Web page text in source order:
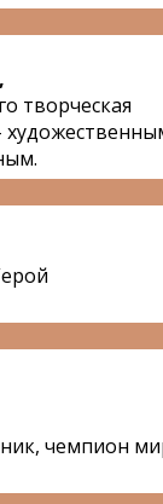
творческая
чемпион